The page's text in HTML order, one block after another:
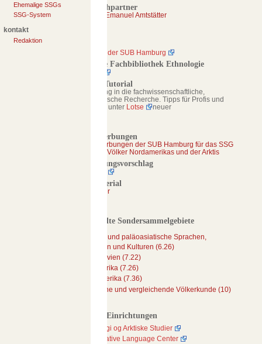
Ansprechpartner
Dr. Mark Emanuel Amtstätter
Kataloge der SUB Hamburg
Virtuelle Fachbibliothek Ethnologie
Online-Tutorial
Einführung in die fachwissenschaftliche,
ethnologische Recherche. Tipps für Profis und
Anfänger unter
Lotse neuer
Neuerwerbungen
Neuerwerbungen der SUB Hamburg für das SSG
Indigene Völker Nordamerikas und der Arktis
Erwerbungsvorschlag
Infomaterial
SSG-Flyer
Verwandte Sondersammelgebiete
Altaische und paläoasiatische Sprachen,
Literaturen und Kulturen (6.26)
Skandinavien (7.22)
Nordamerika (7.26)
Ibero-Amerika (7.36)
Allgemeine und vergleichende Völkerkunde (10)
Weitere Einrichtungen
Eskimologi og Arktiske Studier
Alaska Native Language Center
Ehemalige SSGs
SSG-System
kontakt
Redaktion